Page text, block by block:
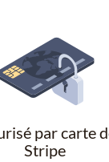
par carte
Stripe